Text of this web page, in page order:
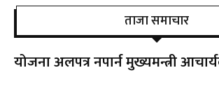
ताजा समाचार
योजना अलपत्र नपार्न मुख्यमन्त्री